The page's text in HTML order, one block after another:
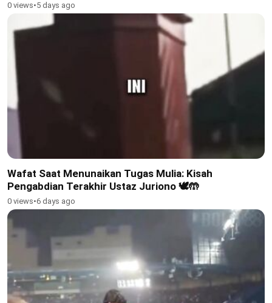
0 views•5 days ago
Wafat Saat Menunaikan Tugas Mulia: Kisah
Pengabdian Terakhir Ustaz Juriono 🕊🤲
0 views•6 days ago